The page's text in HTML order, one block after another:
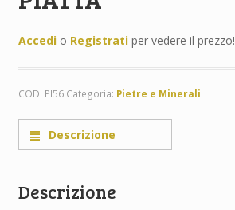
Accedio Registratiper vedere il prezzo!
COD: PI56 Categoria: Pietre e Minerali
Descrizione
Descrizione